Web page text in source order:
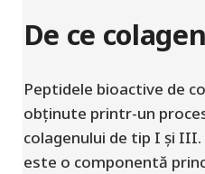
De ce
Peptidele bioactive de
obținute printr-un
colagenului de tip I și
este o componentă